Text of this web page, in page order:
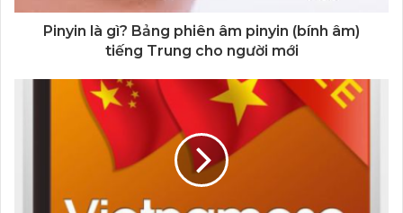
Pinyin là gì? Bảng phiên âm pinyin (bính âm)
tiếng Trung cho người mới